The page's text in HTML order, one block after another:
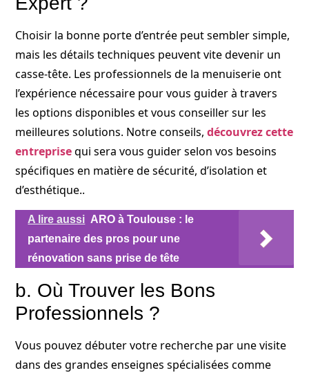
Choisir la bonne porte d’entrée peut sembler simple,
mais les détails techniques peuvent vite devenir un
casse-tête. Les professionnels de la menuiserie ont
l’expérience nécessaire pour vous guider à travers
les options disponibles et vous conseiller sur les
meilleures solutions. Notre conseils,découvrez cette
entreprisequi sera vous guider selon vos besoins
spécifiques en matière de sécurité, d’isolation et
d’esthétique..
A lire aussi ARO à Toulouse : le
partenaire des pros pour une
rénovation sans prise de tête
b. Où Trouver les Bons
Professionnels ?
Vous pouvez débuter votre recherche par une visite
dans des grandes enseignes spécialisées comme